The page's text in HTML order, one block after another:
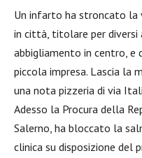
Un infarto ha stroncato la
in città, titolare per diversi
abbigliamento in centro, e
piccola impresa. Lascia la
una nota pizzeria di via
Adesso la Procura della
Salerno, ha bloccato la
clinica su disposizione del